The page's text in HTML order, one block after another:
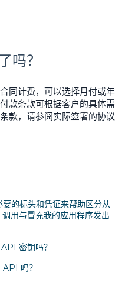
吗？
同计费，可以选择月付或年
款条款可根据客户的具体需
款，请参阅实际签署的协议
的标头和凭证来帮助区分从
用与冒充我的应用程序发出
密钥吗？
吗？